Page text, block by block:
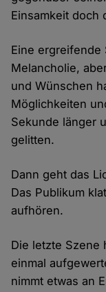
Einsamkeit doch
Eine ergreifende
Melancholie,
und Wünschen
Möglichkeiten
Sekunde länger
gelitten.
Dann geht das
Das Publikum
aufhören.
Die letzte Szene
einmal
nimmt etwas an